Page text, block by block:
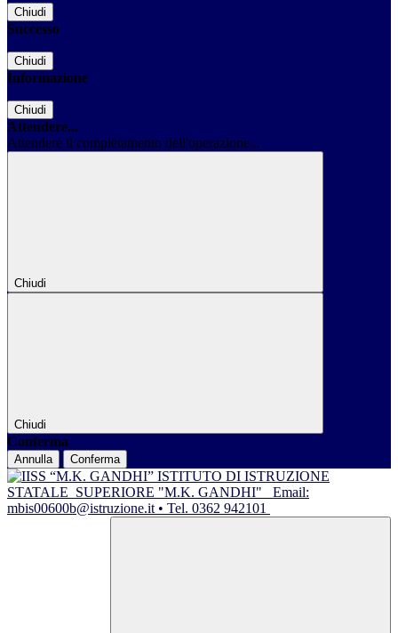
Chiudi
Successo
Chiudi
Informazione
Chiudi
Attendere...
Attendere il completamento dell'operazione...
Chiudi
Chiudi
Conferma
Annulla Conferma
ISTITUTO DI ISTRUZIONE
STATALE SUPERIORE "M.K. GANDHI"
Email:
mbis00600b@istruzione.it • Tel. 0362 942101